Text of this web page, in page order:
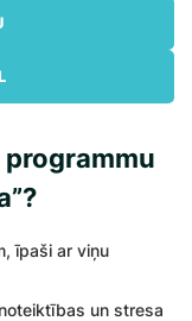
īpaši ar viņu
un stresa